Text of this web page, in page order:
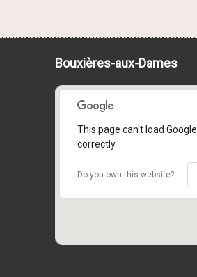
Bouxières-aux-Dames
This page can't load
correctly.
Do you own this website?